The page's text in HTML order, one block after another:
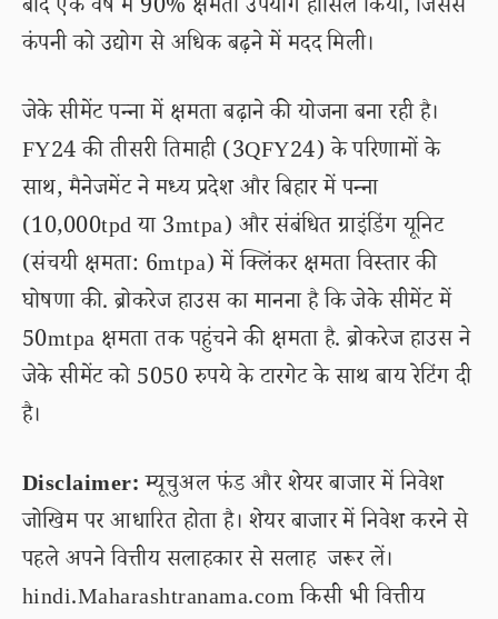
बाद एक वर्ष में 90% क्षमता उपयोग हासिल किया, जिससे
कंपनी को उद्योग से अधिक बढ़ने में मदद मिली।
जेके सीमेंट पन्ना में क्षमता बढ़ाने की योजना बना रही है।
FY24 की तीसरी तिमाही (3QFY24) के परिणामों के
साथ, मैनेजमेंट ने मध्य प्रदेश और बिहार में पन्ना
(10,000tpd या 3mtpa) और संबंधित ग्राइंडिंग यूनिट
(संचयी क्षमता: 6mtpa) में क्लिंकर क्षमता विस्तार की
घोषणा की. ब्रोकरेज हाउस का मानना है कि जेके सीमेंट में
50mtpa क्षमता तक पहुंचने की क्षमता है. ब्रोकरेज हाउस ने
जेके सीमेंट को 5050 रुपये के टारगेट के साथ बाय रेटिंग दी
है।
Disclaimer:म्यूचुअल फंड और शेयर बाजार में निवेश
जोखिम पर आधारित होता है। शेयर बाजार में निवेश करने से
पहले अपने वित्तीय सलाहकार से सलाह जरूर लें।
hindi.Maharashtranama.com किसी भी वित्तीय